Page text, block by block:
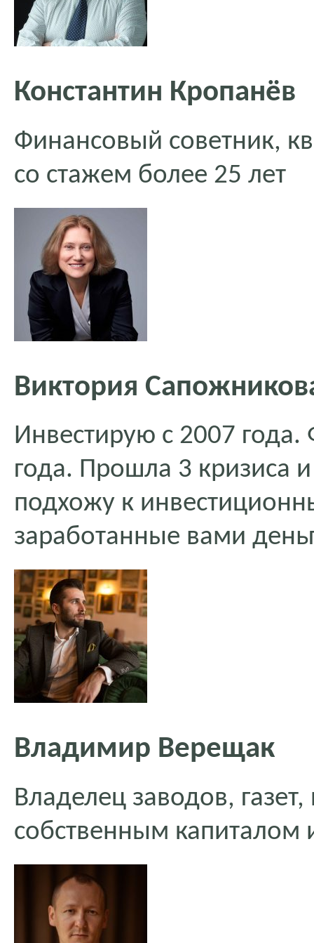
Константин Кропанёв
Финансовый советник,
со стажем более 25 лет
Виктория
Инвестирую с 2007
года. Прошла 3 кризиса
подхожу к
заработанные вами
Владимир Верещак
Владелец заводов,
собственным